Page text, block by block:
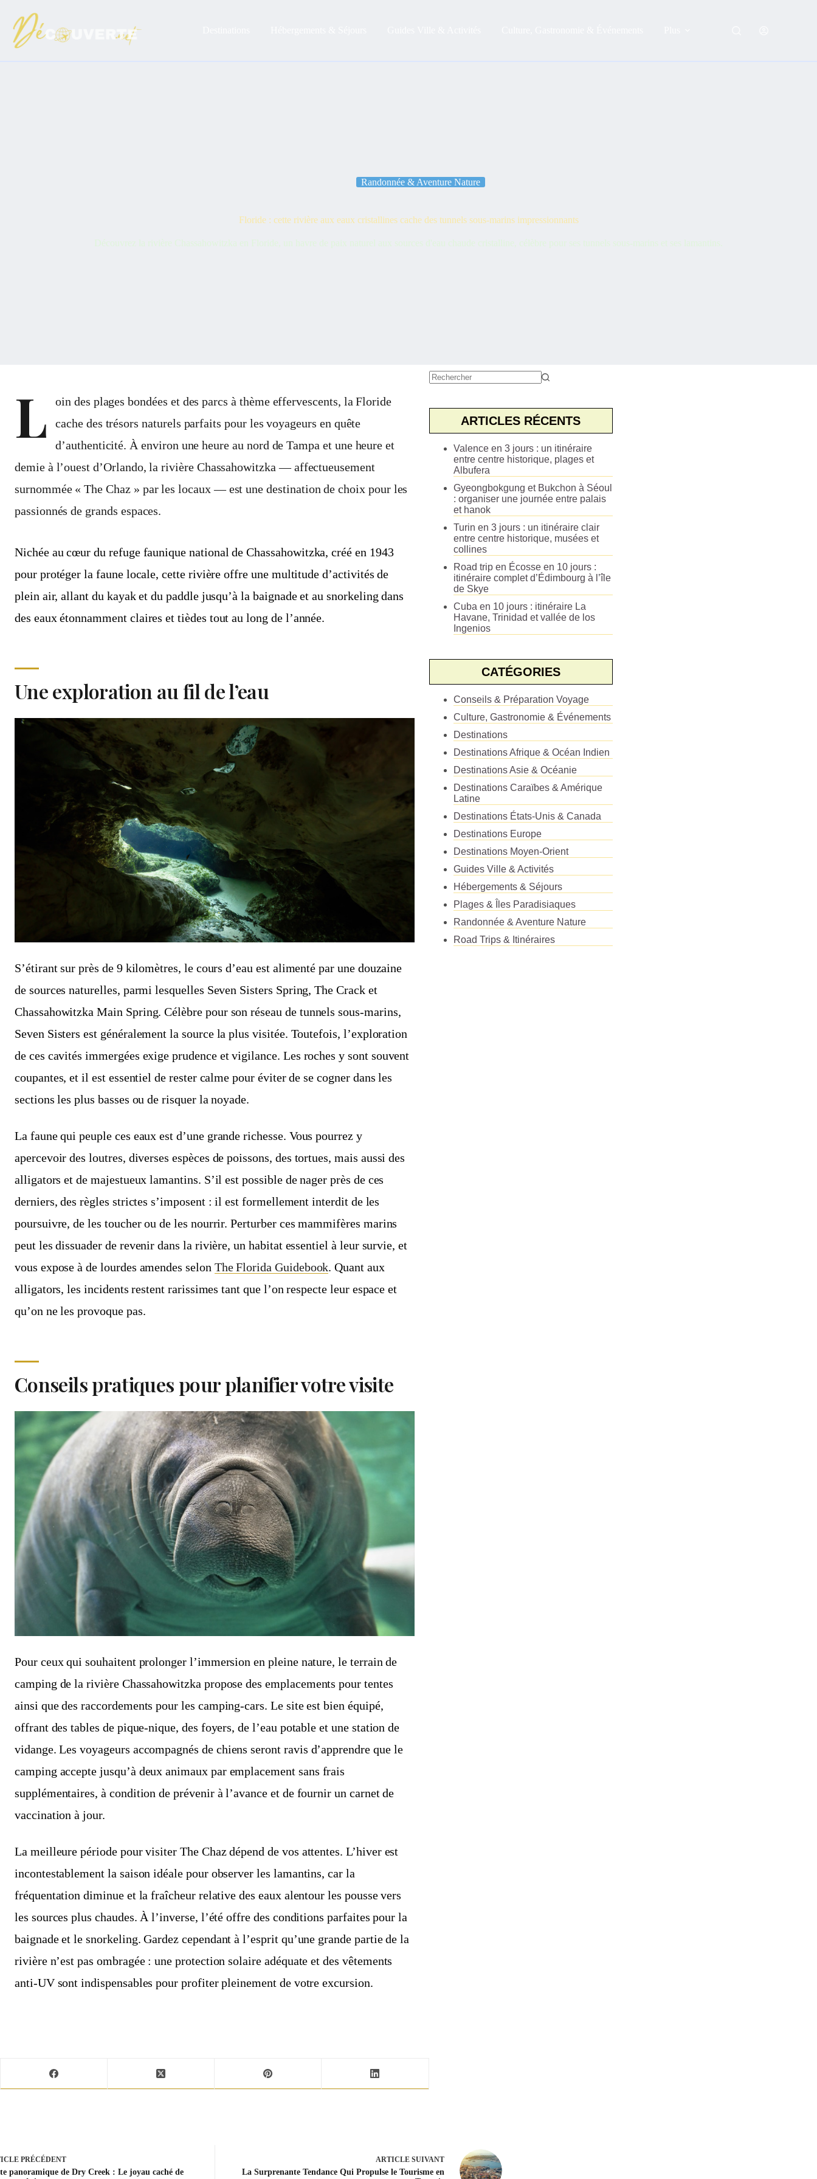
contenu
Randonnée & Aventure Nature
Floride : cette rivière aux eaux cristallines cache des tunnels sous-marins impressionnants
Découvrez la rivière Chassahowitzka en Floride, un havre de paix naturel aux sources d'eau chaude cristalline, célèbre pour ses tunnels sous-marins et ses lamantins.
L
oin des plages bondées et des parcs à thème effervescents, la Floride
cache des trésors naturels parfaits pour les voyageurs en quête
d’authenticité. À environ une heure au nord de Tampa et une heure et
demie à l’ouest d’Orlando, la rivière Chassahowitzka — affectueusement
surnommée « The Chaz » par les locaux — est une destination de choix pour les
passionnés de grands espaces.
Nichée au cœur du refuge faunique national de Chassahowitzka, créé en 1943
pour protéger la faune locale, cette rivière offre une multitude d’activités de
plein air, allant du kayak et du paddle jusqu’à la baignade et au snorkeling dans
des eaux étonnamment claires et tièdes tout au long de l’année.
Une exploration au fil de l’eau
S’étirant sur près de 9 kilomètres, le cours d’eau est alimenté par une douzaine
de sources naturelles, parmi lesquelles Seven Sisters Spring, The Crack et
Chassahowitzka Main Spring. Célèbre pour son réseau de tunnels sous-marins,
Seven Sisters est généralement la source la plus visitée. Toutefois, l’exploration
de ces cavités immergées exige prudence et vigilance. Les roches y sont souvent
coupantes, et il est essentiel de rester calme pour éviter de se cogner dans les
sections les plus basses ou de risquer la noyade.
La faune qui peuple ces eaux est d’une grande richesse. Vous pourrez y
apercevoir des loutres, diverses espèces de poissons, des tortues, mais aussi des
alligators et de majestueux lamantins. S’il est possible de nager près de ces
derniers, des règles strictes s’imposent : il est formellement interdit de les
poursuivre, de les toucher ou de les nourrir. Perturber ces mammifères marins
peut les dissuader de revenir dans la rivière, un habitat essentiel à leur survie, et
vous expose à de lourdes amendes selon The Florida Guidebook. Quant aux
alligators, les incidents restent rarissimes tant que l’on respecte leur espace et
qu’on ne les provoque pas.
Conseils pratiques pour planifier votre visite
Pour ceux qui souhaitent prolonger l’immersion en pleine nature, le terrain de
camping de la rivière Chassahowitzka propose des emplacements pour tentes
ainsi que des raccordements pour les camping-cars. Le site est bien équipé,
offrant des tables de pique-nique, des foyers, de l’eau potable et une station de
vidange. Les voyageurs accompagnés de chiens seront ravis d’apprendre que le
camping accepte jusqu’à deux animaux par emplacement sans frais
supplémentaires, à condition de prévenir à l’avance et de fournir un carnet de
vaccination à jour.
La meilleure période pour visiter The Chaz dépend de vos attentes. L’hiver est
incontestablement la saison idéale pour observer les lamantins, car la
fréquentation diminue et la fraîcheur relative des eaux alentour les pousse vers
les sources plus chaudes. À l’inverse, l’été offre des conditions parfaites pour la
baignade et le snorkeling. Gardez cependant à l’esprit qu’une grande partie de la
rivière n’est pas ombragée : une protection solaire adéquate et des vêtements
anti-UV sont indispensables pour profiter pleinement de votre excursion.
PRÉCÉDENT
panoramique de Dry Creek : Le joyau caché de
ARTICLESUIVANT
La Surprenante Tendance Qui Propulse le Tourisme en
ARTICLES RÉCENTS
Valence en 3 jours : un itinéraire
entre centre historique, plages et
Albufera
Gyeongbokgung et Bukchon à Séoul
: organiser une journée entre palais
et hanok
Turin en 3 jours : un itinéraire clair
entre centre historique, musées et
collines
Road trip en Écosse en 10 jours :
itinéraire complet d’Édimbourg à l’île
de Skye
Cuba en 10 jours : itinéraire La
Havane, Trinidad et vallée de los
Ingenios
CATÉGORIES
Conseils & Préparation Voyage
Culture, Gastronomie & Événements
Destinations
Destinations Afrique & Océan Indien
Destinations Asie & Océanie
Destinations Caraïbes & Amérique
Latine
Destinations États-Unis & Canada
Destinations Europe
Destinations Moyen-Orient
Guides Ville & Activités
Hébergements & Séjours
Plages & Îles Paradisiaques
Randonnée & Aventure Nature
Road Trips & Itinéraires